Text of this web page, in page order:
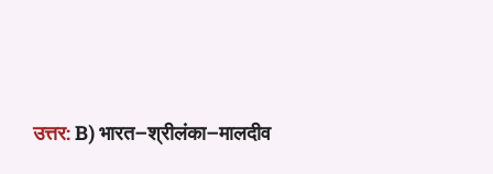
उत्तर:B) भारत–श्रीलंका–मालदीव